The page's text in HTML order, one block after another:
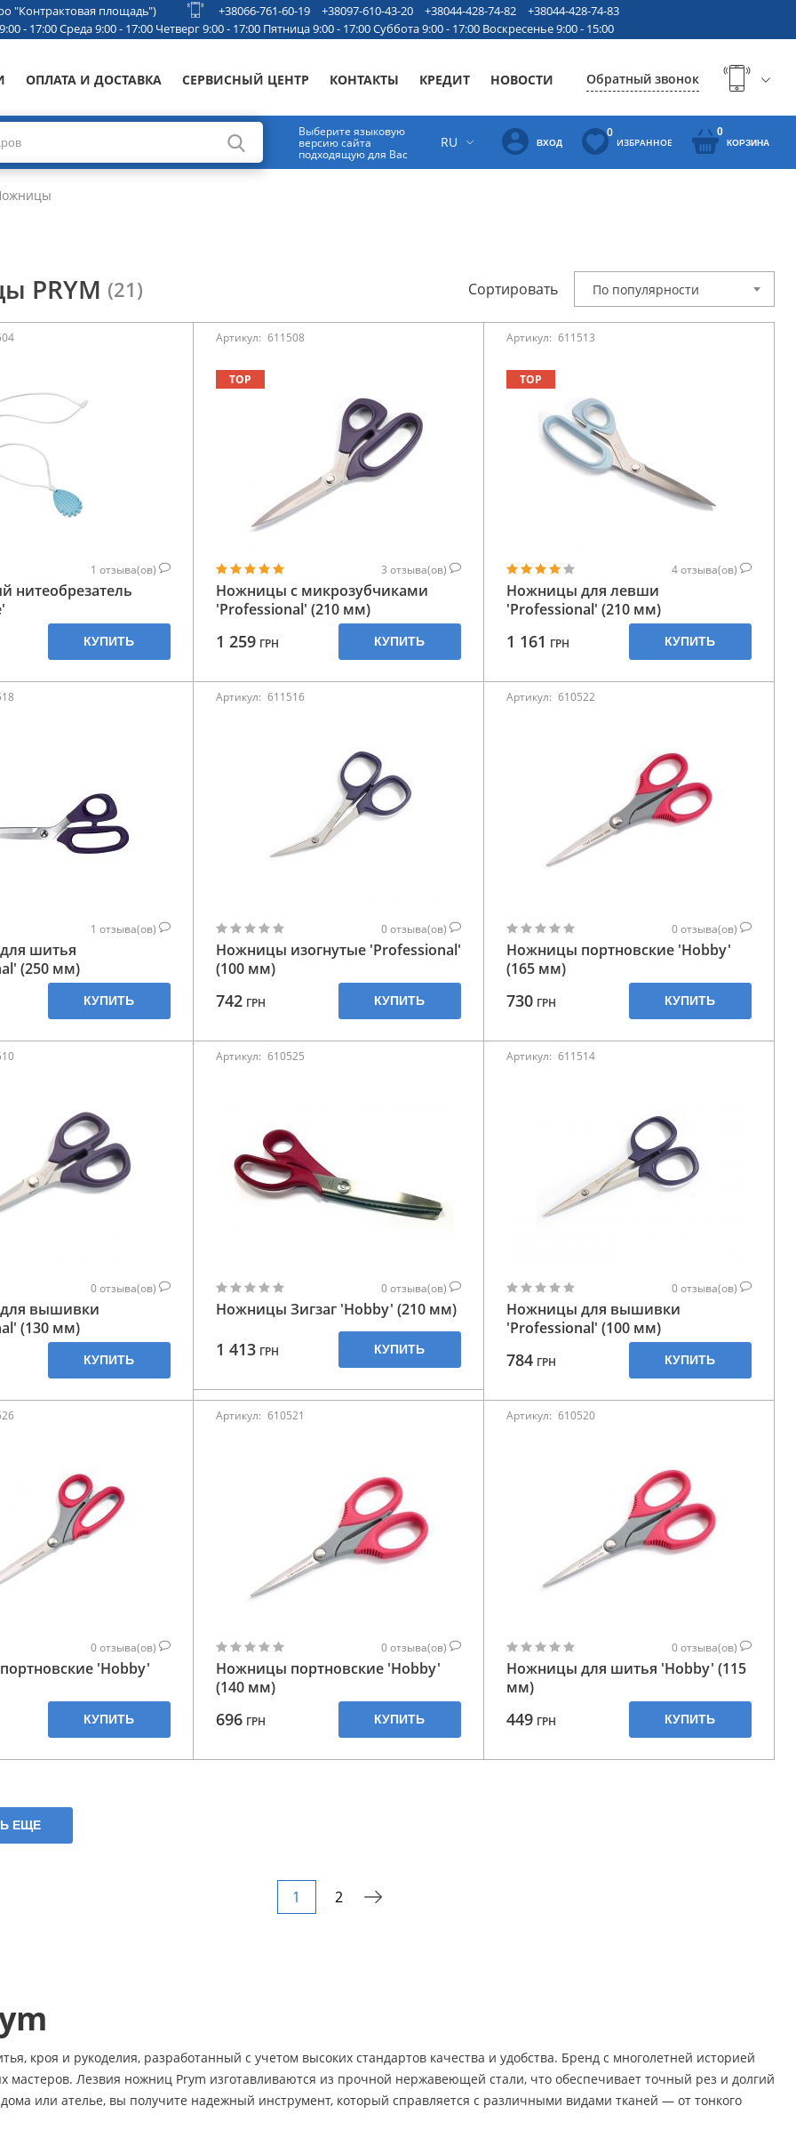
кроя и рукоделия, разработанный с учетом высоких стандартов качества и удобства. Бренд с многолетней историей
Лезвия ножниц Prym изготавливаются из прочной нержавеющей стали, что обеспечивает точный рез и долгий
или ателье, вы получите надежный инструмент, который справляется с различными видами тканей — от тонкого
"Контрактовая площадь") +38066-761-60-19 +38097-610-43-20 +38044-428-74-82
+38044-428-74-83
- 17:00 Среда 9:00 - 17:00 Четверг 9:00 - 17:00 Пятница 9:00 - 17:00 Суббота 9:00 - 17:00 Воскресенье 9:00 - 15:00
ОПЛАТА И ДОСТАВКА СЕРВИСНЫЙ ЦЕНТР КОНТАКТЫ КРЕДИТ НОВОСТИ Обратный звонок
Выберите языковую
версию сайта
подходящую для Вас
RU ВХОД
0
ИЗБРАННОЕ
0
КОРЗИНА
PRYM (21) Сортировать По популярности
1 отзыва(ов)
нитеобрезатель
КУПИТЬ
Артикул: 611508
TOP
3 отзыва(ов)
Ножницы с микрозубчиками
'Professional' (210 мм)
1 259 ГРН КУПИТЬ
Артикул: 611513
TOP
4отзыва(ов)
Ножницы для левши
'Professional' (210 мм)
1 161 ГРН КУПИТЬ
1 отзыва(ов)
шитья
(250 мм)
КУПИТЬ
Артикул: 611516
0отзыва(ов)
Ножницы изогнутые 'Professional'
(100 мм)
742 ГРН КУПИТЬ
Артикул: 610522
0отзыва(ов)
Ножницы портновские 'Hobby'
(165 мм)
730 ГРН КУПИТЬ
0отзыва(ов)
вышивки
(130 мм)
КУПИТЬ
Артикул: 610525
0отзыва(ов)
Ножницы Зигзаг 'Hobby' (210 мм)
1 413 ГРН КУПИТЬ
Артикул: 611514
0отзыва(ов)
Ножницы для вышивки
'Professional' (100 мм)
784 ГРН КУПИТЬ
0отзыва(ов)
'Hobby'
КУПИТЬ
Артикул: 610521
0отзыва(ов)
Ножницы портновские 'Hobby'
(140 мм)
696 ГРН КУПИТЬ
Артикул: 610520
0отзыва(ов)
Ножницы для шитья 'Hobby' (115
мм)
449 ГРН КУПИТЬ
ЕЩЕ
1 2